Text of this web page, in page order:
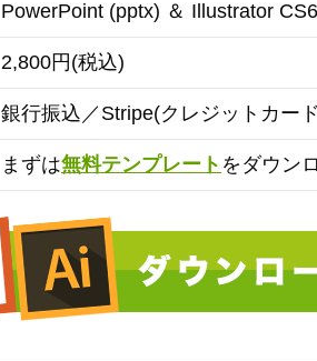
PowerPoint (pptx) ＆ Illustrator
2,800円(税込)
銀行振込／Stripe(クレジットカー
まずは無料テンプレート をダウン